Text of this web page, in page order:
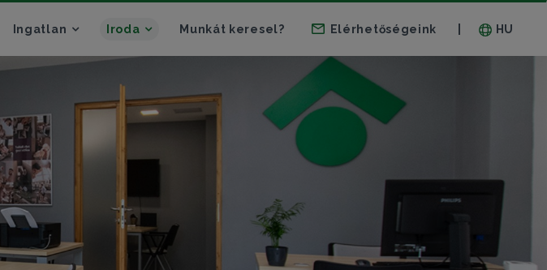
HU
Ingatlan Iroda Munkát keresel? Elérhetőségeink